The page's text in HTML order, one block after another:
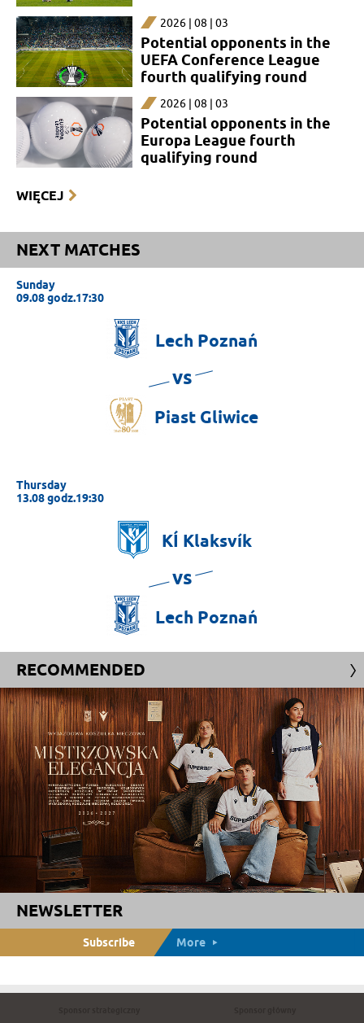
2026 | 08 | 03
Potential opponents in the
UEFA Conference League
fourth qualifying round
2026 | 08 | 03
Potential opponents in the
Europa League fourth
qualifying round
WIĘCEJ
NEXT MATCHES
Sunday
09.08 godz.17:30
Lech Poznań
vs
Piast Gliwice
Thursday
13.08 godz.19:30
KÍ Klaksvík
vs
Lech Poznań
RECOMMENDED
NEWSLETTER
Subscribe More